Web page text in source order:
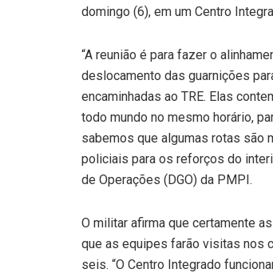
domingo (6), em um Centro
“A reunião é para fazer o
deslocamento das guarnições
encaminhadas ao TRE. Elas
todo mundo no mesmo horário,
sabemos que algumas rotas são
policiais para os reforços do
de Operações (DGO) da PMPI.
O militar afirma que certamente
que as equipes farão visitas nos
seis. “O Centro Integrado